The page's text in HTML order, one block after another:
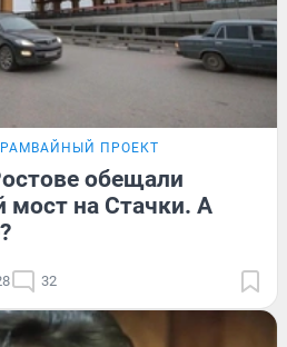
ПРОЕКТ
обещали
мост на Стачки. А
32